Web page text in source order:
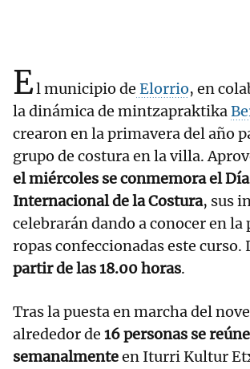
El municipio de Elorrio, en
la dinámica de mintzapraktika
crearon en la primavera del año
grupo de costura en la villa.
el miércoles se conmemora el Día
Internacional de la Costura, sus
celebrarán dando a conocer en la
ropas confeccionadas este curso.
partir de las 18.00 horas.
Tras la puesta en marcha del
alrededor de 16 personas se
semanalmenteen Iturri Kultur